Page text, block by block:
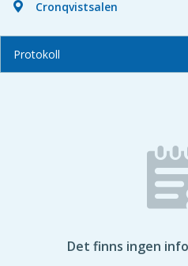
Cronqvistsalen
Protokoll
Det finns ingen